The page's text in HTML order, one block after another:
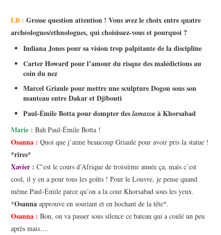
LB : Grosse question attention ! Vous avez le choix entre quatre
archéologues/ethnologues, qui choisissez-vous et pourquoi ?
Indiana Jones pour sa vision trop palpitante de la discipline
Carter Howard pour l’amour du risque des malédictions au
coin du nez
Marcel Griaule pour mettre une sculpture Dogon sous son
manteau entre Dakar et Djibouti
Paul-Émile Botta pour dompter des lamassuà Khorsabad
Marie :Bah Paul-Émile Botta !
Osanna : Quoi que j’aime beaucoup Griaule pour avoir pris la statue !
*rires*
Xavier :C’est le cours d’Afrique de troisième année ça, mais c’est
cool, il y en a pour tous les goûts ! Pour le Louvre, je pense quand
même Paul-Émile parce qu’on a la cour Khorsabad sous les yeux.
*Osanna approuve en souriant et en hochant de la tête*.
Osanna : Bon, on va passer sous silence ce bateau qui a coulé un peu
après mais….